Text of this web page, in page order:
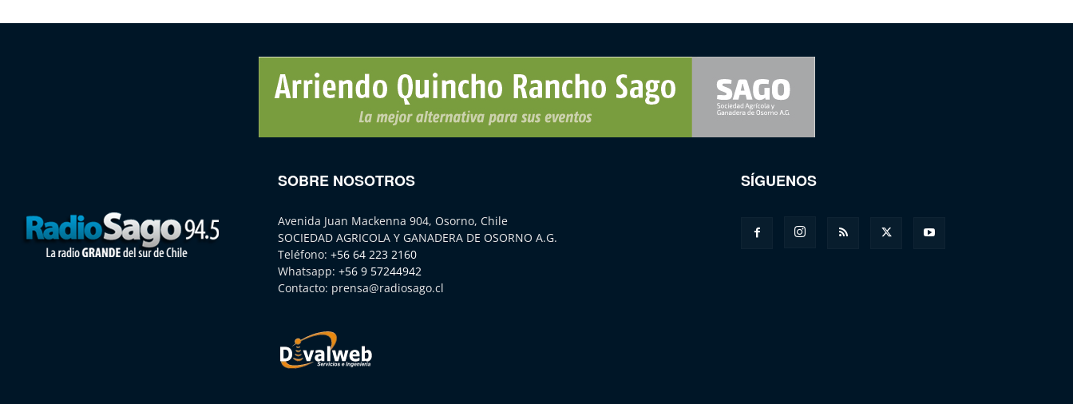
SOBRE NOSOTROS
Avenida Juan Mackenna 904, Osorno, Chile
SOCIEDAD AGRICOLA Y GANADERA DE OSORNO A.G.
Teléfono: +56 64 223 2160
Whatsapp: +56 9 57244942
Contacto: prensa@radiosago.cl
SÍGUENOS